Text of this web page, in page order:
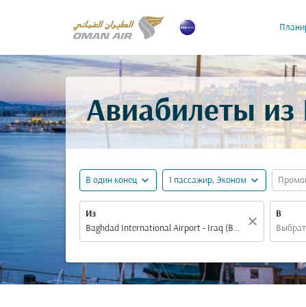
Авиабилеты из
В один конец expand_more 1 пассажир, Эконом expand_more
Из
close
В